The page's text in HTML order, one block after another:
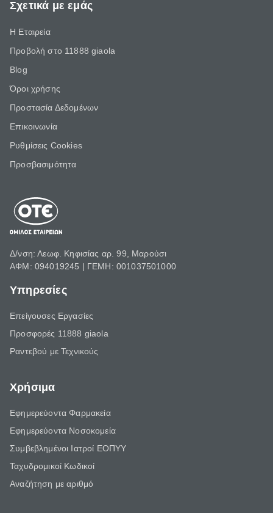
Σχετικά με εμάς
Η Εταιρεία
Προβολή στο 11888 giaola
Blog
Όροι χρήσης
Προστασία Δεδομένων
Επικοινωνία
Ρυθμίσεις Cookies
Προσβασιμότητα
Δ/νση: Λεωφ. Κηφισίας αρ. 99, Μαρούσι
ΑΦΜ: 094019245 | ΓΕΜΗ: 001037501000
Υπηρεσίες
Επείγουσες Εργασίες
Προσφορές 11888 giaola
Ραντεβού με Τεχνικούς
Χρήσιμα
Εφημερεύοντα Φαρμακεία
Εφημερεύοντα Νοσοκομεία
Συμβεβλημένοι Ιατροί ΕΟΠΥΥ
Ταχυδρομικοί Κωδικοί
Αναζήτηση με αριθμό